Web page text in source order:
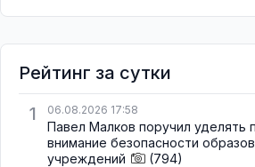
Рейтинг за сутки
1
06.08.2026 17:58
Павел Малков поручил уделять
внимание безопасности
учреждений
(794)